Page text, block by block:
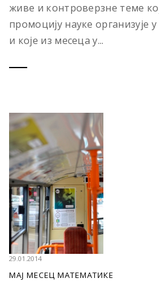
живе и контроверзне теме
промоцију науке организује
и које из месеца у...
29.01.2014
МАЈ МЕСЕЦ МАТЕМАТИКЕ